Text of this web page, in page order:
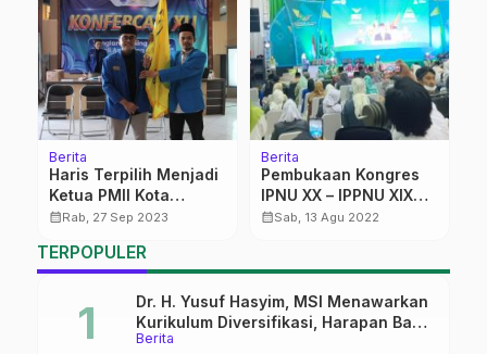
Berita
Haris Terpilih Menjadi
Ketua PMII Kota
Semarang Periode
calendar_monthRab, 27 Sep 2023
Berita
Pembukaan Kongres
IPNU XX – IPPNU XIX
Molor
calendar_monthSab, 13 Agu 2022
TERPOPULER
Berita
Dr. H. Yusuf Hasyim, MSI Menawarkan
Kurikulum Diversifikasi, Harapan Baru
dalam dunia pendidikan